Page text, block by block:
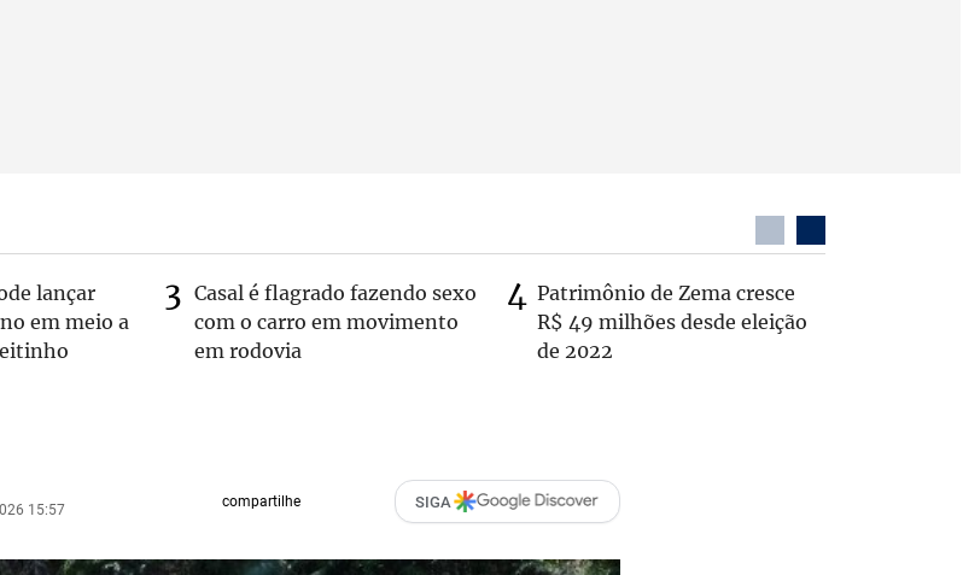
lançar
em meio a
Casal é flagrado fazendo sexo
com o carro em movimento
em rodovia
Patrimônio de Zema cresce
R$ 49 milhões desde eleição
de 2022
15:57 compartilhe SIGA